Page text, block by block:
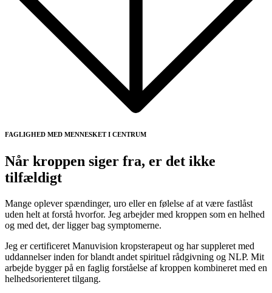
FAGLIGHED MED MENNESKET I CENTRUM
Når kroppen siger fra, er det ikke
tilfældigt
Mange oplever spændinger, uro eller en følelse af at være fastlåst
uden helt at forstå hvorfor. Jeg arbejder med kroppen som en helhed
og med det, der ligger bag symptomerne.
Jeg er certificeret Manuvision kropsterapeut og har suppleret med
uddannelser inden for blandt andet spirituel rådgivning og NLP. Mit
arbejde bygger på en faglig forståelse af kroppen kombineret med en
helhedsorienteret tilgang.